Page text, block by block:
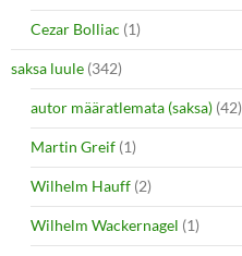
Cezar Bolliac (1)
saksa luule (342)
autor määratlemata (saksa) (42)
Martin Greif (1)
Wilhelm Hauff (2)
Wilhelm Wackernagel (1)